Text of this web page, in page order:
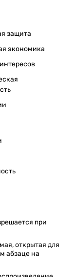
защита
экономика
при
открытая для
абзаце на